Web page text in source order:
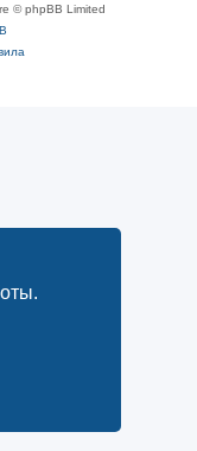
© phpBB Limited